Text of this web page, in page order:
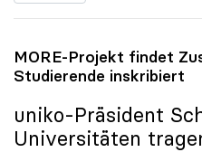
MORE-Projekt findet
Studierende inskribiert
uniko-Präsident
Universitäten